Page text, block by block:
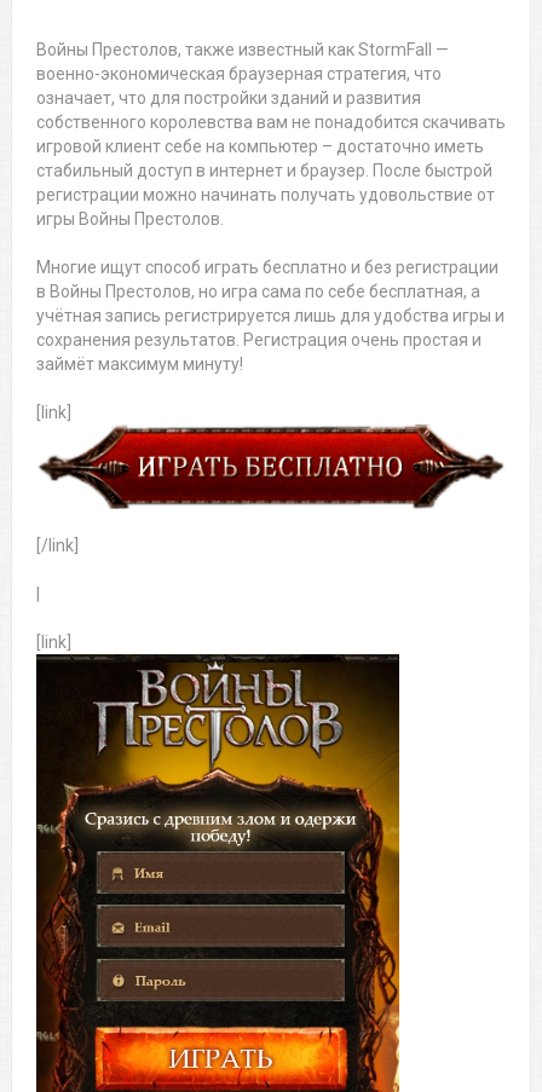
Войны Престолов, также известный как StormFall —
военно-экономическая браузерная стратегия, что
означает, что для постройки зданий и развития
собственного королевства вам не понадобится скачивать
игровой клиент себе на компьютер – достаточно иметь
стабильный доступ в интернет и браузер. После быстрой
регистрации можно начинать получать удовольствие от
игры Войны Престолов.
Многие ищут способ играть бесплатно и без регистрации
в Войны Престолов, но игра сама по себе бесплатная, а
учётная запись регистрируется лишь для удобства игры и
сохранения результатов. Регистрация очень простая и
займёт максимум минуту!
[link]
[/link]
|
[link]